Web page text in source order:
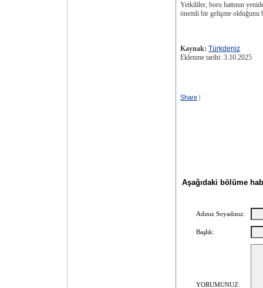
Yetkililer, boru hattının
önemli bir gelişme olduğunu
Kaynak: Türkdeniz
Eklenme tarihi: 3.10.2025
Share |
Aşağıdaki bölüme
Adınız Soyadınız:
Başlık:
YORUMUNUZ: